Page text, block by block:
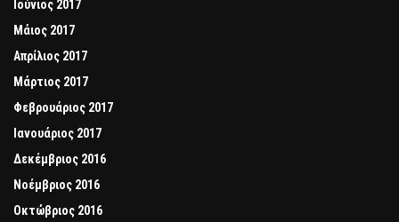
Ιούνιος 2017
Μάιος 2017
Απρίλιος 2017
Μάρτιος 2017
Φεβρουάριος 2017
Ιανουάριος 2017
Δεκέμβριος 2016
Νοέμβριος 2016
Οκτώβριος 2016